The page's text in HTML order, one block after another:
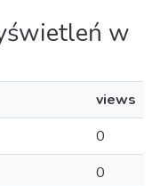
w
views
0
0